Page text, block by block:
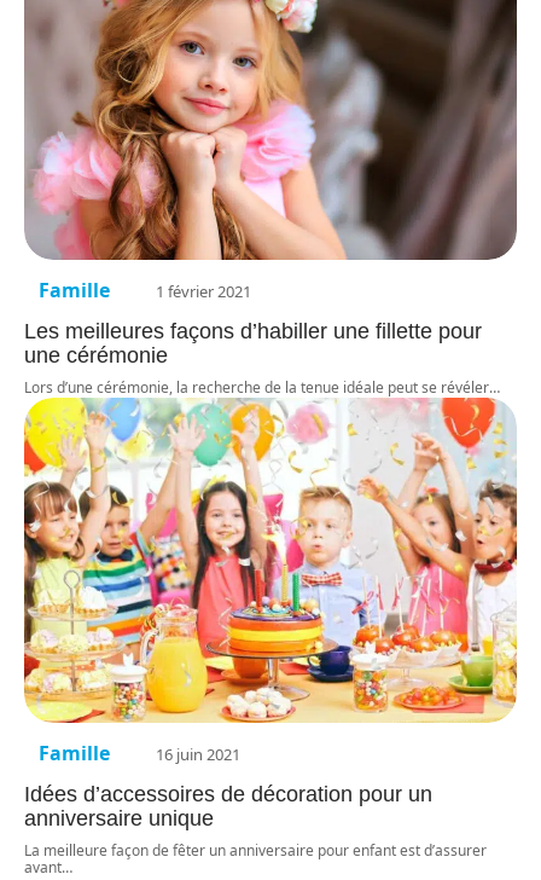
Famille 1 février 2021
Les meilleures façons d’habiller une fillette pour
une cérémonie
Lors d’une cérémonie, la recherche de la tenue idéale peut se révéler…
Famille 16 juin 2021
Idées d’accessoires de décoration pour un
anniversaire unique
La meilleure façon de fêter un anniversaire pour enfant est d’assurer
avant…